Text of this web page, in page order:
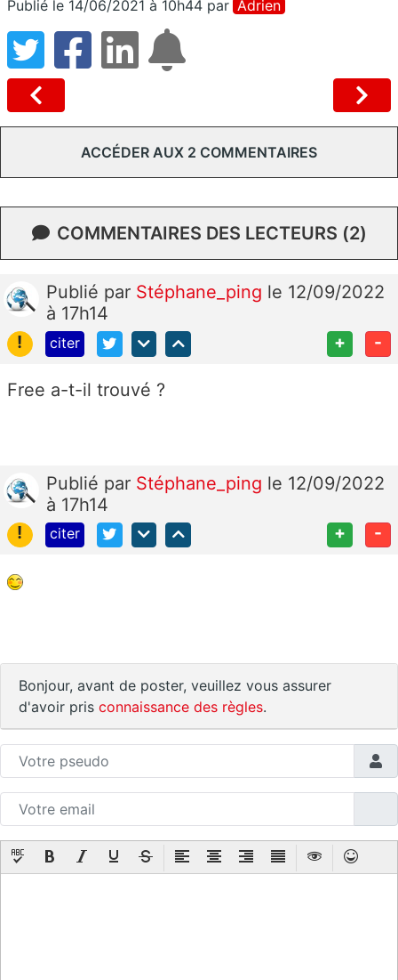
Publié le 14/06/2021 à 10h44 par Adrien
ACCÉDER AUX 2 COMMENTAIRES
COMMENTAIRES DES LECTEURS (2)
Publié par Stéphane_ping le 12/09/2022
à 17h14
!
citer + -
Free a-t-il trouvé ?
Publié par Stéphane_ping le 12/09/2022
à 17h14
!
citer + -
Bonjour, avant de poster, veuillez vous assurer
d'avoir pris connaissance des règles.